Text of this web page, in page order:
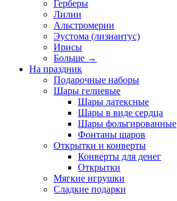
Герберы
Лилии
Альстромерии
Эустома (лизиантус)
Ирисы
Больше →
На праздник
Подарочные наборы
Шары гелиевые
Шары латексные
Шары в виде сердца
Шары фольгированные
Фонтаны шаров
Открытки и конверты
Конверты для денег
Открытки
Мягкие игрушки
Сладкие подарки